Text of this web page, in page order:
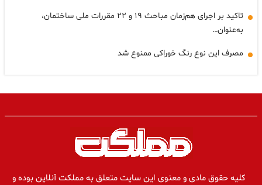
تاکید بر اجرای هم‌زمان مباحث ۱۹ و ۲۲ مقررات ملی ساختمان،
به‌عنوان…
مصرف این نوع رنگ خوراکی ممنوع شد
کلیه حقوق مادی و معنوی این سایت متعلق به مملکت آنلاین بوده و